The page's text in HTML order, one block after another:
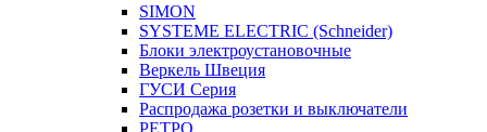
SIMON
SYSTEME ELECTRIC (Schneider)
Блоки электроустановочные
Веркель Швеция
ГУСИ Серия
Распродажа розетки и выключатели